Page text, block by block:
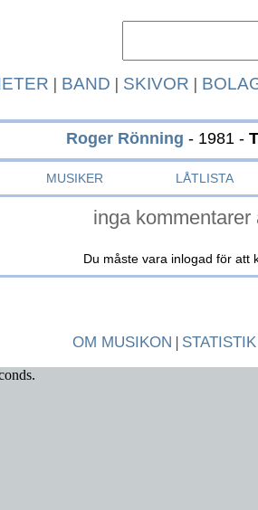
| BAND | SKIVOR |
Roger Rönning - 1981 -
MUSIKER LÅTLISTA
inga kommentarer
Du måste vara inlogad för att
OM MUSIKON | STATISTIK